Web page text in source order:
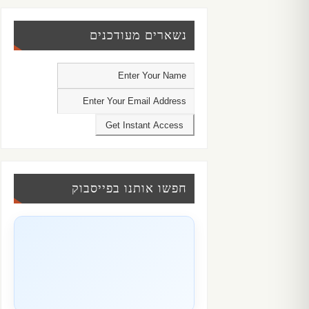
נשארים מעודכנים
חפשו אותנו בפייסבוק